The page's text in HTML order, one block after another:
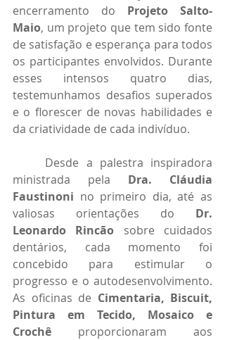
encerramento do Projeto Salto-
Maio, um projeto que tem sido fonte
de satisfação e esperança para todos
os participantes envolvidos. Durante
esses intensos quatro dias,
testemunhamos desafios superados
e o florescer de novas habilidades e
da criatividade de cada indivíduo.
ministrada pela Dra. Cláudia
Faustinoni no primeiro dia, até as
valiosas orientações do Dr.
Leonardo Rincão sobre cuidados
dentários, cada momento foi
concebido para estimular o
progresso e o autodesenvolvimento.
As oficinas de Cimentaria, Biscuit,
Pintura em Tecido, Mosaico e
Crochê proporcionaram aos